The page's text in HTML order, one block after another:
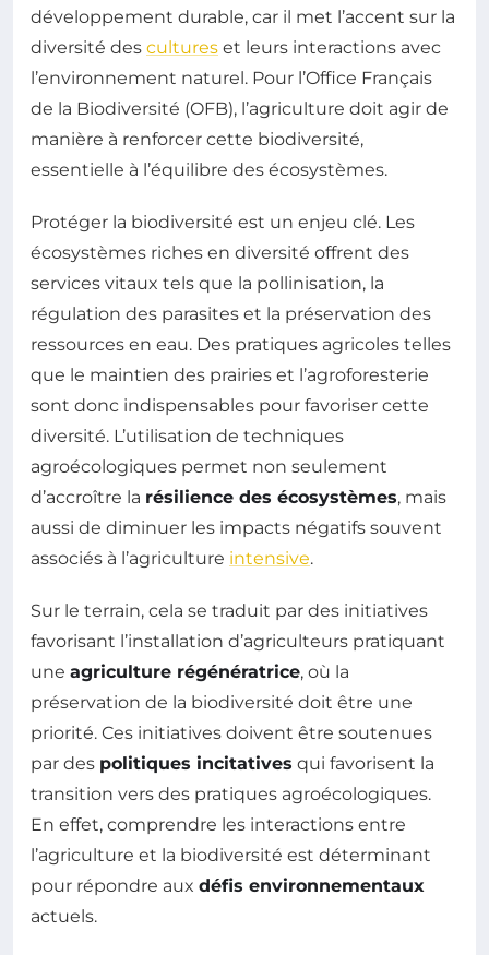
développement durable, car il met l’accent sur la
diversité des cultures et leurs interactions avec
l’environnement naturel. Pour l’Office Français
de la Biodiversité (OFB), l’agriculture doit agir de
manière à renforcer cette biodiversité,
essentielle à l’équilibre des écosystèmes.
Protéger la biodiversité est un enjeu clé. Les
écosystèmes riches en diversité offrent des
services vitaux tels que la pollinisation, la
régulation des parasites et la préservation des
ressources en eau. Des pratiques agricoles telles
que le maintien des prairies et l’agroforesterie
sont donc indispensables pour favoriser cette
diversité. L’utilisation de techniques
agroécologiques permet non seulement
d’accroître la résilience des écosystèmes, mais
aussi de diminuer les impacts négatifs souvent
associés à l’agriculture intensive.
Sur le terrain, cela se traduit par des initiatives
favorisant l’installation d’agriculteurs pratiquant
une agriculture régénératrice, où la
préservation de la biodiversité doit être une
priorité. Ces initiatives doivent être soutenues
par des politiques incitatives qui favorisent la
transition vers des pratiques agroécologiques.
En effet, comprendre les interactions entre
l’agriculture et la biodiversité est déterminant
pour répondre aux défis environnementaux
actuels.